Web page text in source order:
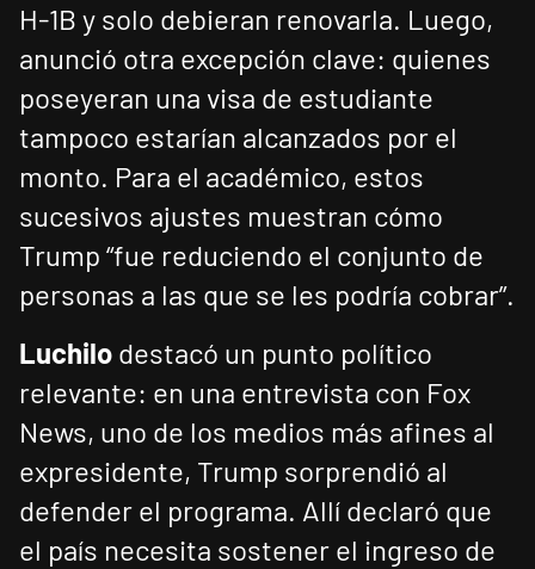
H-1B y solo debieran renovarla. Luego,
anunció otra excepción clave: quienes
poseyeran una visa de estudiante
tampoco estarían alcanzados por el
monto. Para el académico, estos
sucesivos ajustes muestran cómo
Trump “fue reduciendo el conjunto de
personas a las que se les podría cobrar”.
Luchilo destacó un punto político
relevante: en una entrevista con Fox
News, uno de los medios más afines al
expresidente, Trump sorprendió al
defender el programa. Allí declaró que
el país necesita sostener el ingreso de